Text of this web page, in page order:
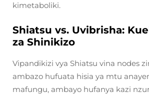
kimetaboliki.
Shiatsu vs. Uvibrisha:
za Shinikizo
Vipandikizi vya Shiatsu vina nodes
ambazo hufuata hisia ya mtu
mafungu, ambayo hufanya kazi